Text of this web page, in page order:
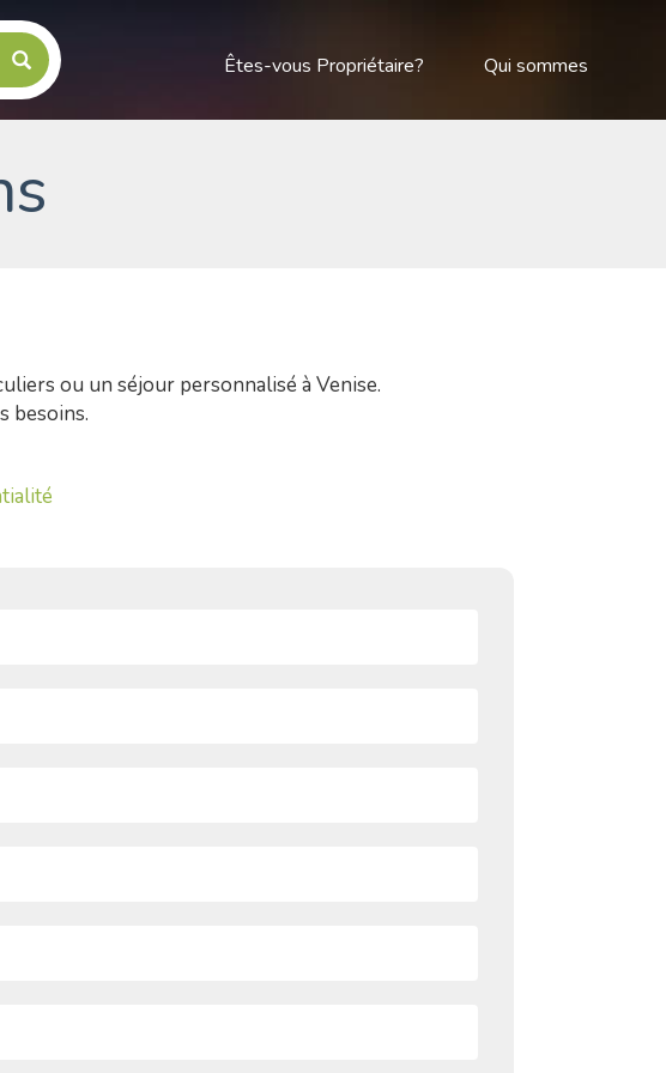
Êtes-vous Propriétaire? Qui sommes
ou un séjour personnalisé à Venise.
besoins.